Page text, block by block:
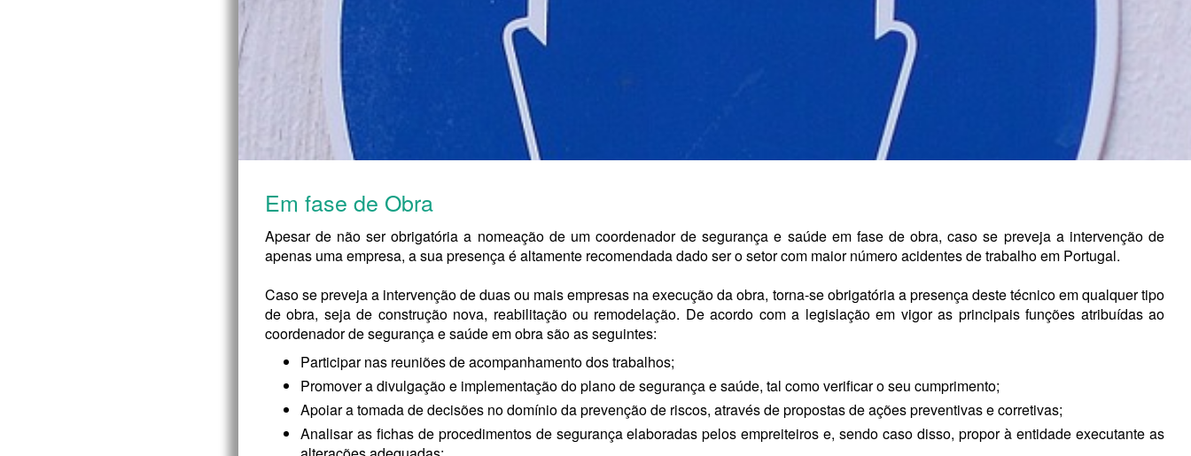
Em fase de Obra
Apesar de não ser obrigatória a nomeação de um coordenador de segurança e saúde em fase de obra, caso se preveja a intervenção de
apenas uma empresa, a sua presença é altamente recomendada dado ser o setor com maior número acidentes de trabalho em Portugal.
Caso se preveja a intervenção de duas ou mais empresas na execução da obra, torna-se obrigatória a presença deste técnico em qualquer tipo
de obra, seja de construção nova, reabilitação ou remodelação. De acordo com a legislação em vigor as principais funções atribuídas ao
coordenador de segurança e saúde em obra são as seguintes:
Participar nas reuniões de acompanhamento dos trabalhos;
Promover a divulgação e implementação do plano de segurança e saúde, tal como verificar o seu cumprimento;
Apoiar a tomada de decisões no domínio da prevenção de riscos, através de propostas de ações preventivas e corretivas;
Analisar as fichas de procedimentos de segurança elaboradas pelos empreiteiros e, sendo caso disso, propor à entidade executante as